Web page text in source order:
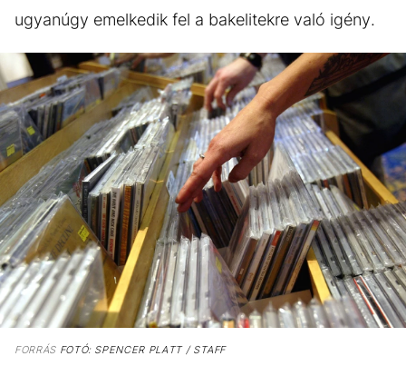
ugyanúgy emelkedik fel a bakelitekre való igény.
FORRÁSFOTÓ: SPENCER PLATT / STAFF